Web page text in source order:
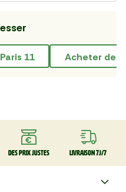
11 acheter
Des prix justes Livraison 7J/7